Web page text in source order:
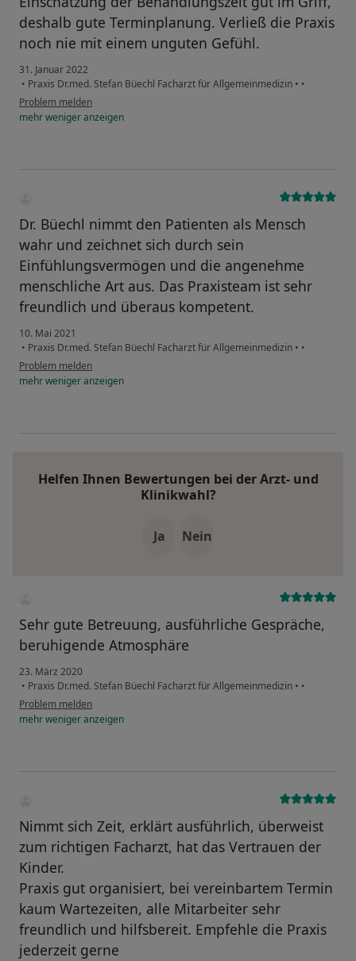
deshalb gute Terminplanung. Verließ die Praxis
noch nie mit einem unguten Gefühl.
31. Januar 2022
• Praxis Dr.med. Stefan Büechl Facharzt für Allgemeinmedizin • •
Problem melden
mehrwenigeranzeigen
Dr. Büechl nimmt den Patienten als Mensch
wahr und zeichnet sich durch sein
Einfühlungsvermögen und die angenehme
menschliche Art aus. Das Praxisteam ist sehr
freundlich und überaus kompetent.
10. Mai 2021
• Praxis Dr.med. Stefan Büechl Facharzt für Allgemeinmedizin • •
Problem melden
mehrwenigeranzeigen
Helfen Ihnen Bewertungen bei der Arzt- und
Klinikwahl?
Ja Nein
Sehr gute Betreuung, ausführliche Gespräche,
beruhigende Atmosphäre
23. März 2020
• Praxis Dr.med. Stefan Büechl Facharzt für Allgemeinmedizin • •
Problem melden
mehrwenigeranzeigen
Nimmt sich Zeit, erklärt ausführlich, überweist
zum richtigen Facharzt, hat das Vertrauen der
Kinder.
Praxis gut organisiert, bei vereinbartem Termin
kaum Wartezeiten, alle Mitarbeiter sehr
freundlich und hilfsbereit. Empfehle die Praxis
jederzeit gerne